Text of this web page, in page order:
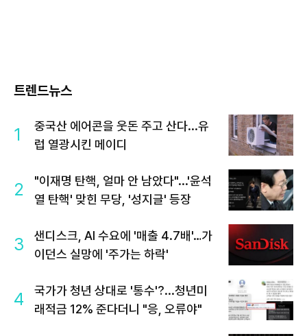
트렌드뉴스
1
중국산 에어콘을 웃돈 주고 산다...유
럽 열광시킨 메이디
2
"이재명 탄핵, 얼마 안 남았다"...'윤석
열 탄핵' 맞힌 무당, '성지글' 등장
3
샌디스크, AI 수요에 '매출 4.7배'…가
이던스 실망에 '주가는 하락'
4
국가가 청년 상대로 '통수'?...청년미
래적금 12% 준다더니 "응, 오류야"